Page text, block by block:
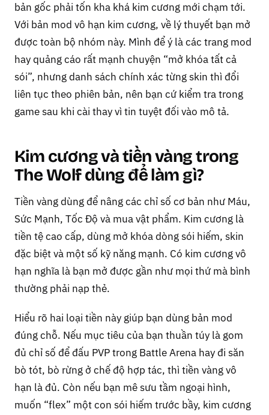
bản gốc phải tốn kha khá kim cương mới chạm tới.
Với bản mod vô hạn kim cương, về lý thuyết bạn mở
được toàn bộ nhóm này. Mình để ý là các trang mod
hay quảng cáo rất mạnh chuyện “mở khóa tất cả
sói”, nhưng danh sách chính xác từng skin thì đổi
liên tục theo phiên bản, nên bạn cứ kiểm tra trong
game sau khi cài thay vì tin tuyệt đối vào mô tả.
Kim cương và tiền vàng trong
The Wolf dùng để làm gì?
Tiền vàng dùng để nâng các chỉ số cơ bản như Máu,
Sức Mạnh, Tốc Độ và mua vật phẩm. Kim cương là
tiền tệ cao cấp, dùng mở khóa dòng sói hiếm, skin
đặc biệt và một số kỹ năng mạnh. Có kim cương vô
hạn nghĩa là bạn mở được gần như mọi thứ mà bình
thường phải nạp thẻ.
Hiểu rõ hai loại tiền này giúp bạn dùng bản mod
đúng chỗ. Nếu mục tiêu của bạn thuần túy là gom
đủ chỉ số để đấu PVP trong Battle Arena hay đi săn
bò tót, bò rừng ở chế độ hợp tác, thì tiền vàng vô
hạn là đủ. Còn nếu bạn mê sưu tầm ngoại hình,
muốn “flex” một con sói hiếm trước bầy, kim cương